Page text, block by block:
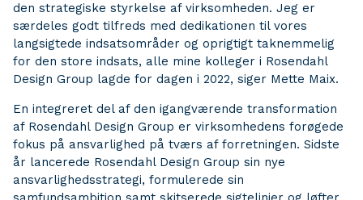
den strategiske styrkelse af virksomheden. Jeg er
særdeles godt tilfreds med dedikationen til vores
langsigtede indsatsområder og oprigtigt taknemmelig
for den store indsats, alle mine kolleger i Rosendahl
Design Group lagde for dagen i 2022, siger Mette Maix.
En integreret del af den igangværende transformation
af Rosendahl Design Group er virksomhedens forøgede
fokus på ansvarlighed på tværs af forretningen. Sidste
år lancerede Rosendahl Design Group sin nye
ansvarlighedsstrategi, formulerede sin